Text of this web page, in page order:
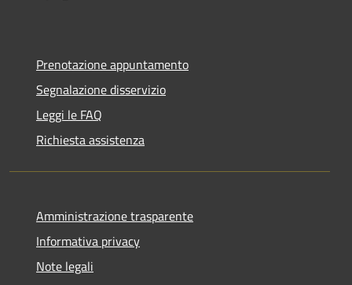
Prenotazione appuntamento
Segnalazione disservizio
Leggi le FAQ
Richiesta assistenza
Amministrazione trasparente
Informativa privacy
Note legali